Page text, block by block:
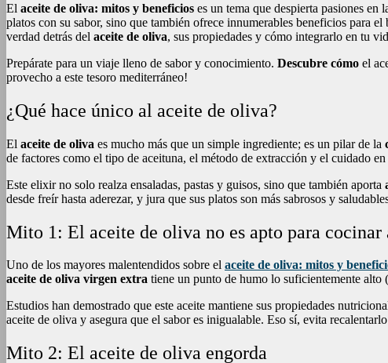
El aceite de oliva: mitos y beneficios es un tema que despierta pasiones
platos con su sabor, sino que también ofrece innumerables beneficios para
verdad detrás del aceite de oliva, sus propiedades y cómo integrarlo en tu
Prepárate para un viaje lleno de sabor y conocimiento. Descubre cómo el
provecho a este tesoro mediterráneo!
¿Qué hace único al aceite de oliva?
El aceite de oliva es mucho más que un simple ingrediente; es un pilar de la
de factores como el tipo de aceituna, el método de extracción y el cuidado
Este elixir no solo realza ensaladas, pastas y guisos, sino que también aporta
desde freír hasta aderezar, y jura que sus platos son más sabrosos y
Mito 1: El aceite de oliva no es apto para cocinar
Uno de los mayores malentendidos sobre el aceite de oliva: mitos y
aceite de oliva virgen extra tiene un punto de humo lo suficientemente
Estudios han demostrado que este aceite mantiene sus propiedades
aceite de oliva y asegura que el sabor es inigualable. Eso sí, evita
Mito 2: El aceite de oliva engorda